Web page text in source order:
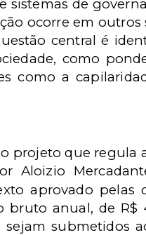
de
ocorre em
central é
como
como a
projeto que regula
Aloizio
aprovado pelas
anual, de R$
submetidos